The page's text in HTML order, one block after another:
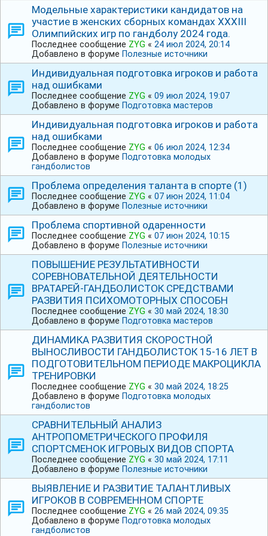
Модельные характеристики кандидатов на
участие в женских сборных командах ⅩⅩⅩⅠIⅠ
Олимпийских игр по гандболу 2024 года.
Последнее сообщение ZYG « 24 июл 2024, 20:14
Добавлено в форуме Полезные источники
Индивидуальная подготовка игроков и работа
над ошибками
Последнее сообщение ZYG « 09 июл 2024, 19:07
Добавлено в форуме Подготовка мастеров
Индивидуальная подготовка игроков и работа
над ошибками
Последнее сообщение ZYG « 06 июл 2024, 12:34
Добавлено в форуме Подготовка молодых
гандболистов
Проблема определения таланта в спорте (1)
Последнее сообщение ZYG « 07 июн 2024, 11:04
Добавлено в форуме Полезные источники
Проблема спортивной одаренности
Последнее сообщение ZYG « 07 июн 2024, 10:15
Добавлено в форуме Полезные источники
ПОВЫШЕНИЕ РЕЗУЛЬТАТИВНОСТИ
СОРЕВНОВАТЕЛЬНОЙ ДЕЯТЕЛЬНОСТИ
ВРАТАРЕЙ-ГАНДБОЛИСТОК СРЕДСТВАМИ
РАЗВИТИЯ ПСИХОМОТОРНЫХ СПОСОБН
Последнее сообщение ZYG « 30 май 2024, 18:30
Добавлено в форуме Подготовка мастеров
ДИНАМИКА РАЗВИТИЯ СКОРОСТНОЙ
ВЫНОСЛИВОСТИ ГАНДБОЛИСТОК 15-16 ЛЕТ В
ПОДГОТОВИТЕЛЬНОМ ПЕРИОДЕ МАКРОЦИКЛА
ТРЕНИРОВКИ
Последнее сообщение ZYG « 30 май 2024, 18:25
Добавлено в форуме Подготовка молодых
гандболистов
СРАВНИТЕЛЬНЫЙ АНАЛИЗ
АНТРОПОМЕТРИЧЕСКОГО ПРОФИЛЯ
СПОРТСМЕНОК ИГРОВЫХ ВИДОВ СПОРТА
Последнее сообщение ZYG « 30 май 2024, 17:11
Добавлено в форуме Полезные источники
ВЫЯВЛЕНИЕ И РАЗВИТИЕ ТАЛАНТЛИВЫХ
ИГРОКОВ В СОВРЕМЕННОМ СПОРТЕ
Последнее сообщение ZYG « 26 май 2024, 09:35
Добавлено в форуме Подготовка молодых
гандболистов